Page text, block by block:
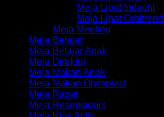
Meja Lipat Indachi
Meja Lipat Orbitrend
Meja Meeting
Meja Belajar
Meja Belajar Anak
Meja Direktur
Meja Makan Anak
Meja Makan Olymplast
Meja Rapat
Meja Resepsionis